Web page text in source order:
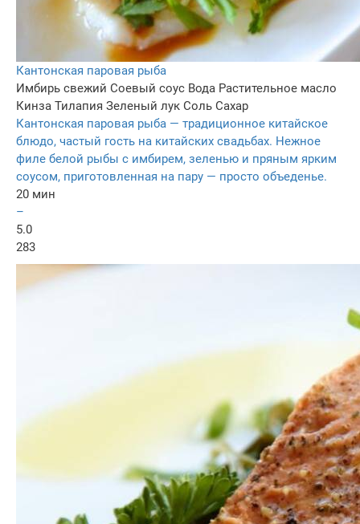
Кантонская паровая рыба
Имбирь свежий Соевый соус Вода Растительное масло
Кинза Тилапия Зеленый лук Соль Сахар
Кантонская паровая рыба — традиционное китайское
блюдо, частый гость на китайских свадьбах. Нежное
филе белой рыбы с имбирем, зеленью и пряным ярким
соусом, приготовленная на пару — просто объеденье.
20 мин
–
5.0
283